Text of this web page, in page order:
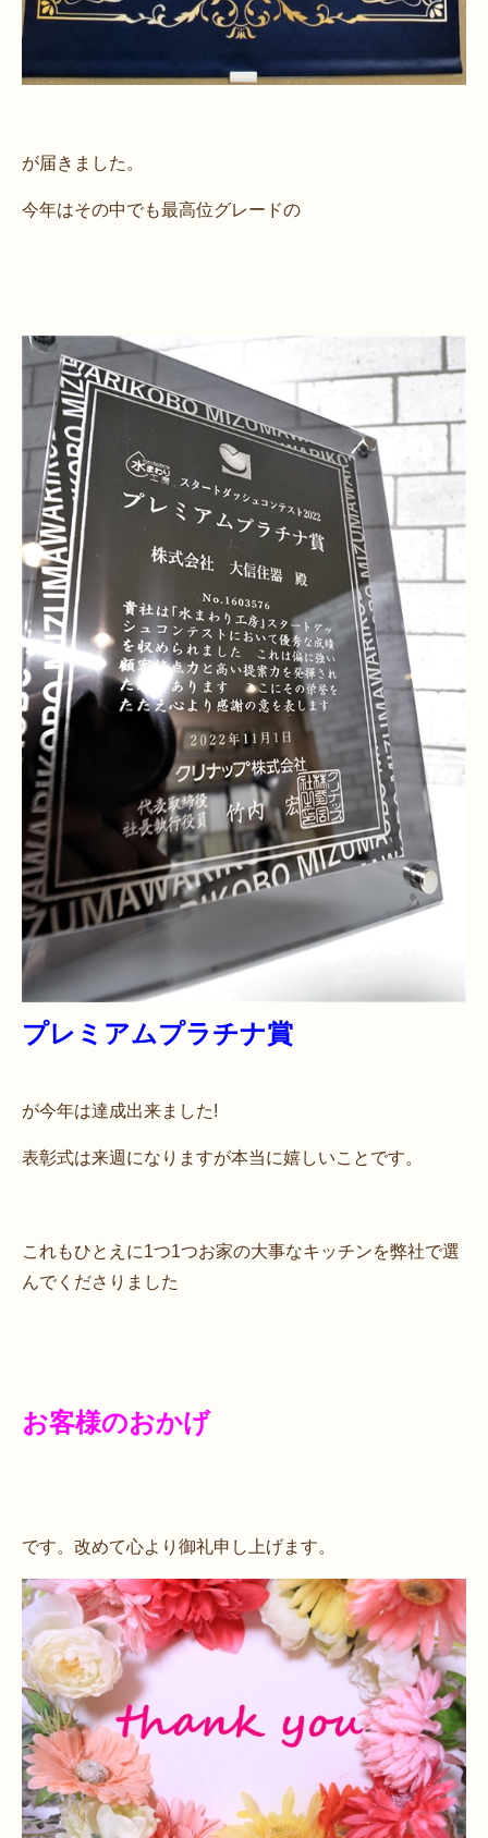
が届きました。
今年はその中でも最高位グレードの
プレミアムプラチナ賞
が今年は達成出来ました!
表彰式は来週になりますが本当に嬉しいことです。
これもひとえに1つ1つお家の大事なキッチンを弊社で選
んでくださりました
お客様のおかげ
です。改めて心より御礼申し上げます。